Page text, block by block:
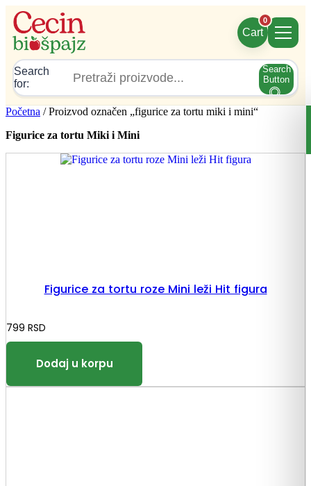
Skočite
na
sadržaj
Search
for:
Search
Button
0
Cart
Početna / Proizvod označen „figurice za tortu miki i mini“
Figurice za tortu Miki i Mini
Figurice za tortu roze Mini leži Hit figura
799 RSD